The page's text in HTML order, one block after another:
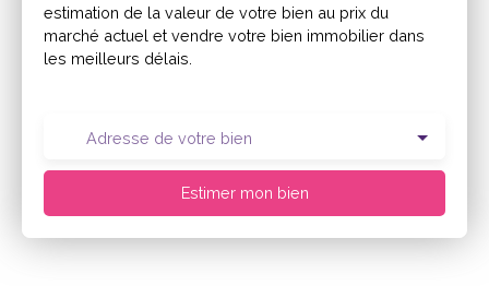
estimation de la valeur de votre bien au prix du
marché actuel et vendre votre bien immobilier dans
les meilleurs délais.
Adresse de votre bien
Estimer mon bien